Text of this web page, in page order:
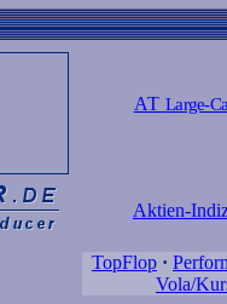
AT Large-
Aktien-
TopFlop ·
Vola/